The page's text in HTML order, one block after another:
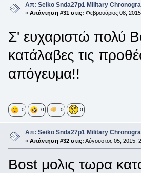
Απ: Seiko Snda27p1 Military
« Απάντηση #31 στις: Φεβρουάριος 08,
Σ' ευχαριστώ πολύ
κατάλαβες τις
απόγευμα!!
0 0 0 0
Απ: Seiko Snda27p1 Military
« Απάντηση #32 στις: Αύγουστος 05, 2015,
Βost μολις τωρα